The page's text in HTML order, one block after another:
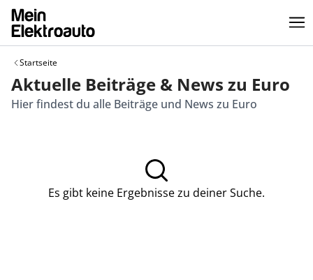
Startseite
Aktuelle Beiträge & News zu Euro
Hier findest du alle Beiträge und News zu Euro
Es gibt keine Ergebnisse zu deiner Suche.